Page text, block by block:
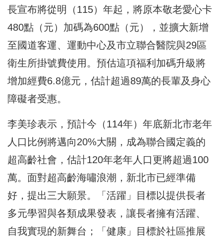
長宣布將從明（115）年起，將原本敬老愛心卡
480點（元）加碼為600點（元），並擴大新增
至國道客運、運動中心及市立聯合醫院與29區
衛生所掛號費使用。預估這項福利加碼升級將
增加經費6.8億元，估計超過89萬的長輩及身心
障礙者受惠。
李美珍表示，預計今（114年）年底新北市老年
人口比例將邁向20%大關，成為聯合國定義的
超高齡社會，估計120年老年人口更將超過100
萬。面對超高齡海嘯浪潮，新北市已經準備
好，提出三大願景。「活躍」目標以提供長者
多元學習與各類成果發表，讓長者擁有活躍、
自我實現的新舞台；「健康」目標於社區推展